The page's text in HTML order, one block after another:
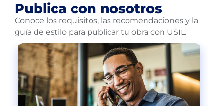
Publica con nosotros
Conoce los requisitos, las recomendaciones y la
guía de estilo para publicar tu obra con USIL.